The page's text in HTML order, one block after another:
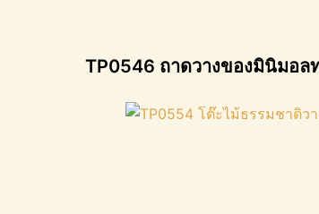
TP0546 ถาดวางของมินิมอล